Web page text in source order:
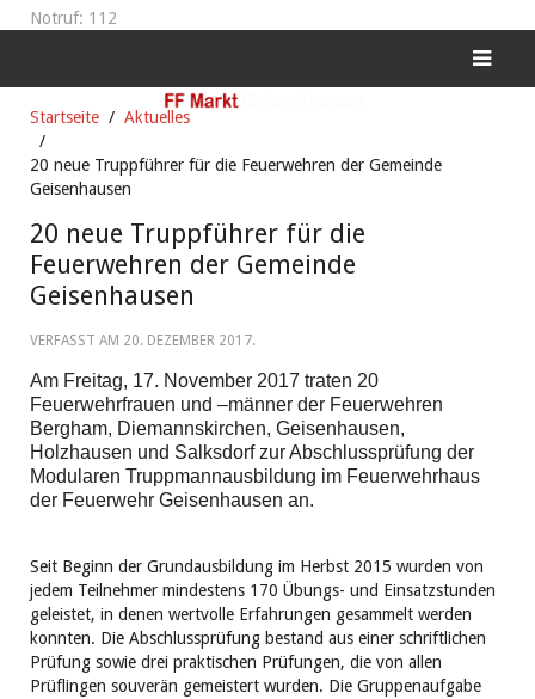
Notruf: 112
Startseite Aktuelles
20 neue Truppführer für die Feuerwehren der Gemeinde
Geisenhausen
20 neue Truppführer für die
Feuerwehren der Gemeinde
Geisenhausen
VERFASST AM 20. DEZEMBER 2017.
Am Freitag, 17. November 2017 traten 20
Feuerwehrfrauen und –männer der Feuerwehren
Bergham, Diemannskirchen, Geisenhausen,
Holzhausen und Salksdorf zur Abschlussprüfung der
Modularen Truppmannausbildung im Feuerwehrhaus
der Feuerwehr Geisenhausen an.
Seit Beginn der Grundausbildung im Herbst 2015 wurden von
jedem Teilnehmer mindestens 170 Übungs- und Einsatzstunden
geleistet, in denen wertvolle Erfahrungen gesammelt werden
konnten. Die Abschlussprüfung bestand aus einer schriftlichen
Prüfung sowie drei praktischen Prüfungen, die von allen
Prüflingen souverän gemeistert wurden. Die Gruppenaufgabe